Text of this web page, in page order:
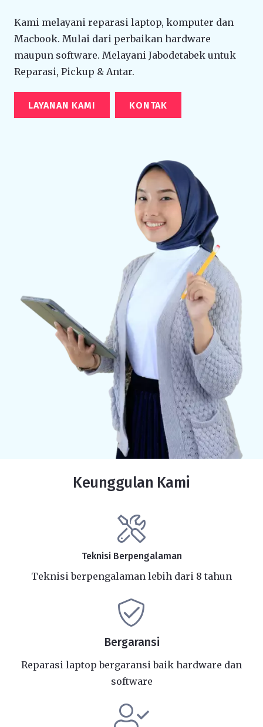
Kami melayani reparasi laptop, komputer dan
Macbook. Mulai dari perbaikan hardware
maupun software. Melayani Jabodetabek untuk
Reparasi, Pickup & Antar.
LAYANAN KAMI KONTAK
Keunggulan Kami
Teknisi Berpengalaman
Teknisi berpengalaman lebih dari 8 tahun
Bergaransi
Reparasi laptop bergaransi baik hardware dan
software